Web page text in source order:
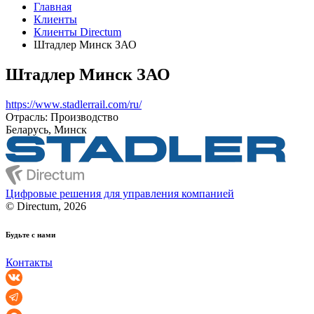
Главная
Клиенты
Клиенты Directum
Штадлер Минск ЗАО
Штадлер Минск ЗАО
https://www.stadlerrail.com/ru/
Отрасль: Производство
Беларусь, Минск
Цифровые решения для управления компанией
© Directum, 2026
Будьте с нами
Контакты